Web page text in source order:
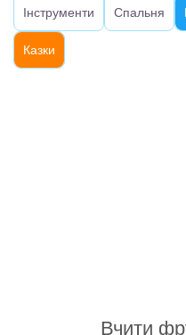
Інструменти Спальня
Казки
Вчити